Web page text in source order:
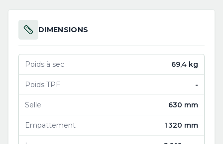
DIMENSIONS
Poids à sec 69,4 kg
Poids TPF -
Selle 630 mm
Empattement 1 320 mm